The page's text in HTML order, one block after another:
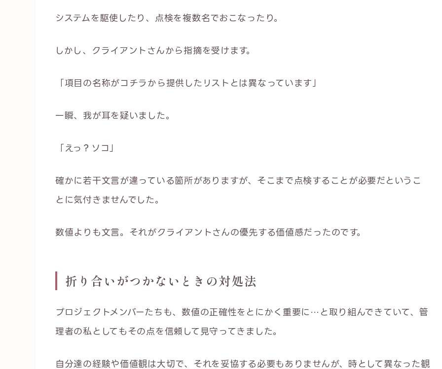
システムを駆使したり、点検を複数名でおこなったり。
しかし、クライアントさんから指摘を受けます。
「項目の名称がコチラから提供したリストとは異なっています」
一瞬、我が耳を疑いました。
「えっ？ソコ」
確かに若干文言が違っている箇所がありますが、そこまで点検することが必要だというこ
とに気付きませんでした。
数値よりも文言。それがクライアントさんの優先する価値感だったのです。
折り合いがつかないときの対処法
プロジェクトメンバーたちも、数値の正確性をとにかく重要に…と取り組んできていて、管
理者の私としてもその点を信頼して見守ってきました。
自分達の経験や価値観は大切で、それを妥協する必要もありませんが、時として異なった観